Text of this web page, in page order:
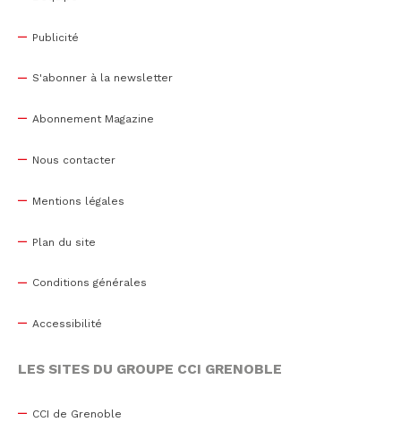
Publicité
S'abonner à la newsletter
Abonnement Magazine
Nous contacter
Mentions légales
Plan du site
Conditions générales
Accessibilité
LES SITES DU GROUPE CCI GRENOBLE
CCI de Grenoble